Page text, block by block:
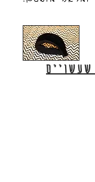
שעשויים